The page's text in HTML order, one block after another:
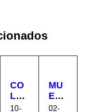
CO
LC
HO
10-
MU
EB
LE
02-